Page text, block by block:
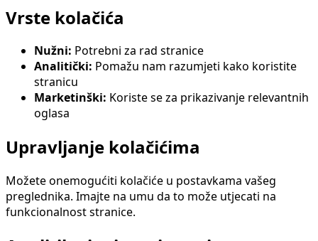
Vrste kolačića
Nužni: Potrebni za rad stranice
Analitički: Pomažu nam razumjeti kako koristite
stranicu
Marketinški: Koriste se za prikazivanje relevantnih
oglasa
Upravljanje kolačićima
Možete onemogućiti kolačiće u postavkama vašeg
preglednika. Imajte na umu da to može utjecati na
funkcionalnost stranice.